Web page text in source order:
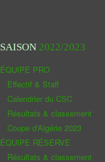
SAISON 2022/2023
ÉQUIPE PRO
Effectif & Staff
Calendrier du CSC
Résultats & classement
Coupe d'Algérie 2023
ÉQUIPE RÉSERVE
Résultats & classement